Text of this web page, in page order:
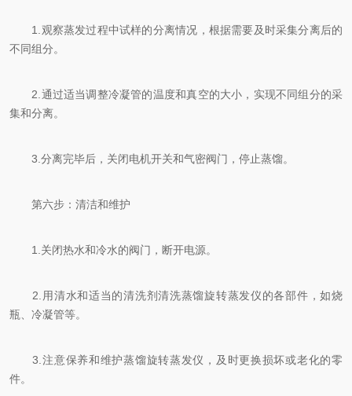
1.观察蒸发过程中试样的分离情况，根据需要及时采集分离后的
不同组分。
2.通过适当调整冷凝管的温度和真空的大小，实现不同组分的采
集和分离。
3.分离完毕后，关闭电机开关和气密阀门，停止蒸馏。
第六步：清洁和维护
1.关闭热水和冷水的阀门，断开电源。
2.用清水和适当的清洗剂清洗蒸馏旋转蒸发仪的各部件，如烧
瓶、冷凝管等。
3.注意保养和维护蒸馏旋转蒸发仪，及时更换损坏或老化的零
件。